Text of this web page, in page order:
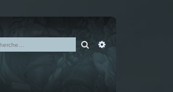
Rechercher